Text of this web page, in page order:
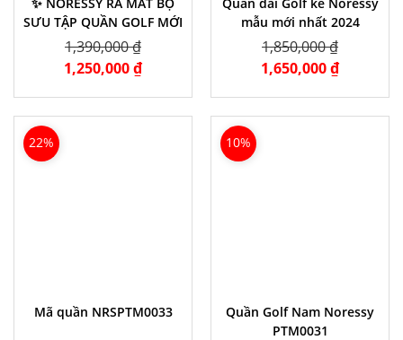
SƯU TẬP QUẦN GOLF MỚI
1,390,000 ₫
1,250,000 ₫
mẫu mới nhất 2024
1,850,000 ₫
1,650,000 ₫
22%
Mã quần NRSPTM0033
10%
Quần Golf Nam Noressy
PTM0031